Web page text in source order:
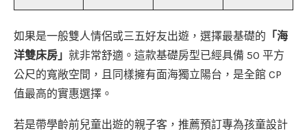
如果是一般雙人情侶或三五好友出遊，選擇最基礎的 「海
洋雙床房」 就非常舒適。這款基礎房型已經具備 50 平方
公尺的寬敞空間，且同樣擁有面海獨立陽台，是全館 CP
值最高的實惠選擇。
若是帶學齡前兒童出遊的親子客，推薦預訂專為孩童設計